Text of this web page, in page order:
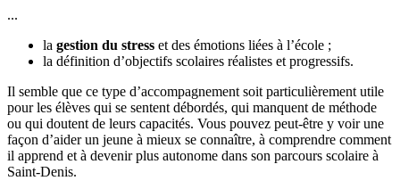
...
la gestion du stress et des émotions liées à l’école ;
la définition d’objectifs scolaires réalistes et progressifs.
Il semble que ce type d’accompagnement soit particulièrement utile
pour les élèves qui se sentent débordés, qui manquent de méthode
ou qui doutent de leurs capacités. Vous pouvez peut-être y voir une
façon d’aider un jeune à mieux se connaître, à comprendre comment
il apprend et à devenir plus autonome dans son parcours scolaire à
Saint-Denis.